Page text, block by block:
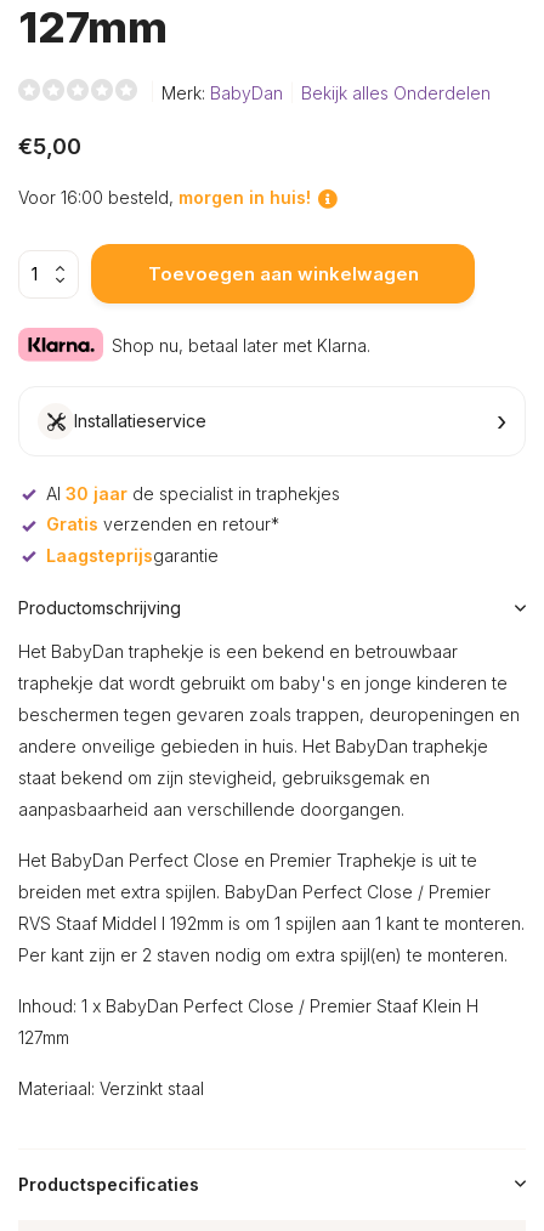
127mm
Merk: BabyDan Bekijk alles Onderdelen
€5,00
Voor 16:00 besteld, morgen in huis!
Toevoegen aan winkelwagen
Shop nu, betaal later met Klarna.
Installatieservice ›
Al 30 jaar de specialist in traphekjes
Gratis verzenden en retour*
Laagsteprijsgarantie
Productomschrijving
Het BabyDan traphekje is een bekend en betrouwbaar
traphekje dat wordt gebruikt om baby's en jonge kinderen te
beschermen tegen gevaren zoals trappen, deuropeningen en
andere onveilige gebieden in huis. Het BabyDan traphekje
staat bekend om zijn stevigheid, gebruiksgemak en
aanpasbaarheid aan verschillende doorgangen.
Het BabyDan Perfect Close en Premier Traphekje is uit te
breiden met extra spijlen. BabyDan Perfect Close / Premier
RVS Staaf Middel I 192mm is om 1 spijlen aan 1 kant te monteren.
Per kant zijn er 2 staven nodig om extra spijl(en) te monteren.
Inhoud: 1 x BabyDan Perfect Close / Premier Staaf Klein H
127mm
Materiaal: Verzinkt staal
Productspecificaties